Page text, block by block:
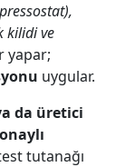
kilidi ve
yapar;
uygular.
da üretici
onaylı
tutanağı